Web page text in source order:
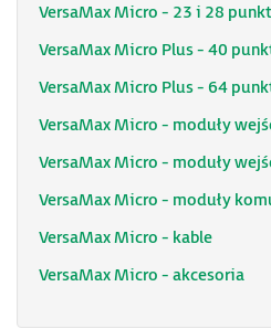
VersaMax Micro - 23 i 28
VersaMax Micro Plus - 40
VersaMax Micro Plus - 64
VersaMax Micro - moduły
VersaMax Micro - moduły
VersaMax Micro - moduły
VersaMax Micro - kable
VersaMax Micro - akcesoria